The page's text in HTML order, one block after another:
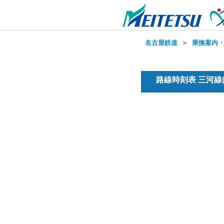
名古屋鉄道 ＞ 乗換案内
路線時刻表 三河